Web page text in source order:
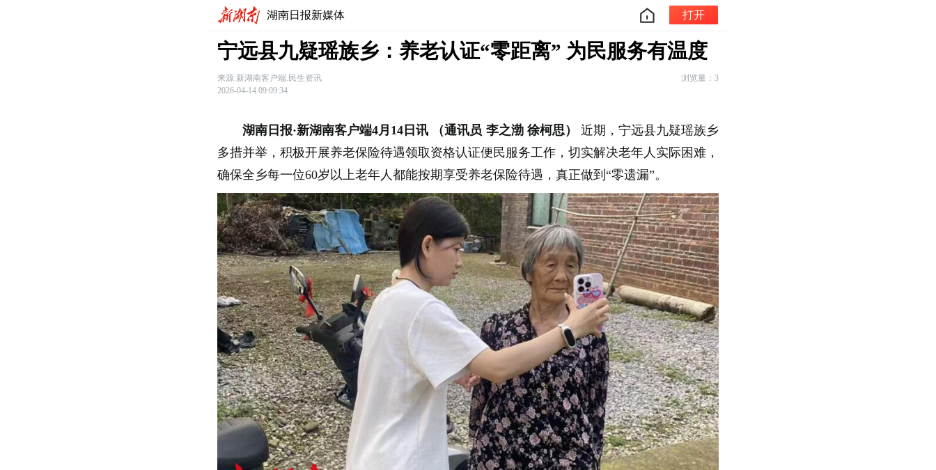
湖南日报新媒体 打开
宁远县九疑瑶族乡：养老认证“零距离” 为民服务有温度
来源:新湖南客户端.民生资讯
浏览量：3
2026-04-14 09:09:34
湖南日报·新湖南客户端4月14日讯 （通讯员 李之渤 徐柯思）
近期，宁远县九疑瑶族乡
多措并举，积极开展养老保险待遇领取资格认证便民服务工作，切实解决老年人实际困难，
确保全乡每一位60岁以上老年人都能按期享受养老保险待遇，真正做到“零遗漏”。